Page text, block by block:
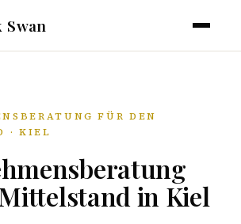
Swan
FÜR DEN
· KIEL
in Kiel